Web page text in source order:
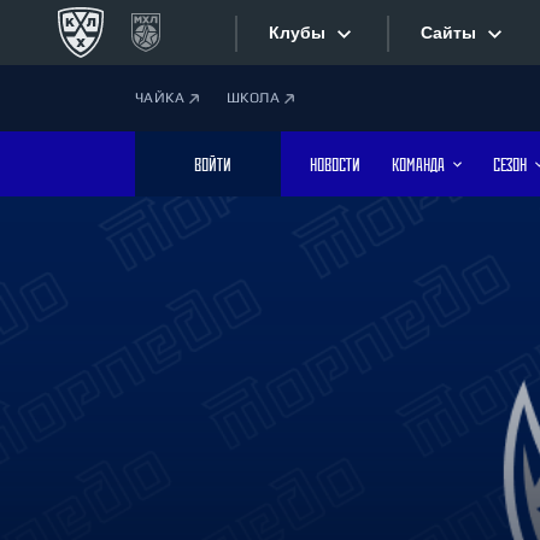
Клубы
Дивизион Боброва
Лада
Сайты
Текстовые
Фотобанк
ЧАЙКА ШКОЛА
ВОЙТИ НОВОСТИ КОМАНДА СЕЗОН